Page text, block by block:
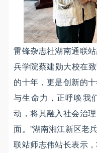
雷锋杂志社湖南通联
兵学院蔡建勋大校在
的十年，更是创新的
与生命力，正呼唤我
动，将其融入社会治
面。”湖南湘江新区老
联站师志伟站长表示